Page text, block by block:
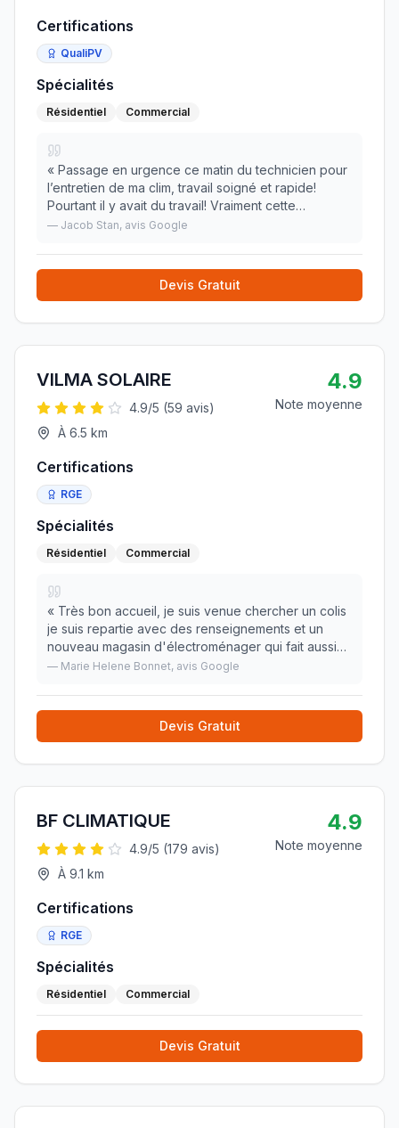
Certifications
QualiPV
Spécialités
Résidentiel Commercial
« Passage en urgence ce matin du technicien pour
l’entretien de ma clim, travail soigné et rapide!
Pourtant il y avait du travail! Vraiment cette
entreprise mérite ses 5 étoiles. Merci encore au
— Jacob Stan, avis Google
Devis Gratuit
VILMA SOLAIRE
4.9/5 (59 avis)
À 6.5 km
4.9
Note moyenne
Certifications
RGE
Spécialités
Résidentiel Commercial
« Très bon accueil, je suis venue chercher un colis
je suis repartie avec des renseignements et un
nouveau magasin d'électroménager qui fait aussi
du dépannage à domicile. Je suis ravie de cette
— Marie Helene Bonnet, avis Google
Devis Gratuit
BF CLIMATIQUE
4.9/5 (179 avis)
À 9.1 km
4.9
Note moyenne
Certifications
RGE
Spécialités
Résidentiel Commercial
Devis Gratuit